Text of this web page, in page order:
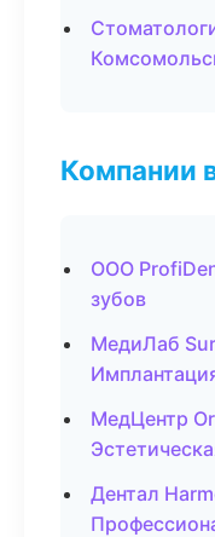
Компании
ООО
зубов
МедиЛаб
МедЦентр
Дентал